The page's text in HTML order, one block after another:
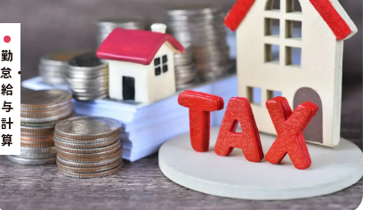
勤
怠・
給
与
計
算